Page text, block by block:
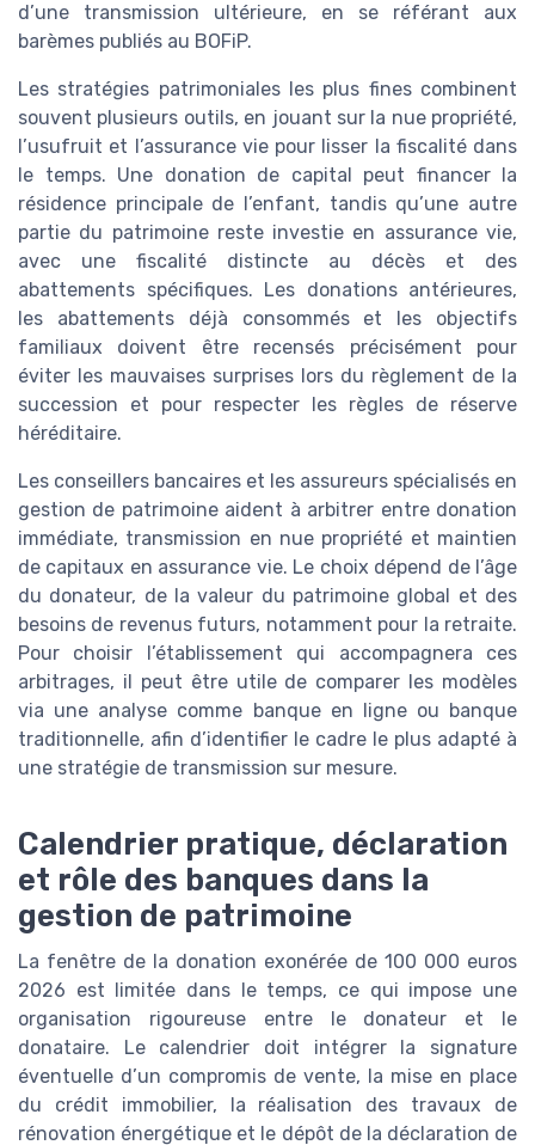
d’une transmission ultérieure, en se référant aux
barèmes publiés au BOFiP.
Les stratégies patrimoniales les plus fines combinent
souvent plusieurs outils, en jouant sur la nue propriété,
l’usufruit et l’assurance vie pour lisser la fiscalité dans
le temps. Une donation de capital peut financer la
résidence principale de l’enfant, tandis qu’une autre
partie du patrimoine reste investie en assurance vie,
avec une fiscalité distincte au décès et des
abattements spécifiques. Les donations antérieures,
les abattements déjà consommés et les objectifs
familiaux doivent être recensés précisément pour
éviter les mauvaises surprises lors du règlement de la
succession et pour respecter les règles de réserve
héréditaire.
Les conseillers bancaires et les assureurs spécialisés en
gestion de patrimoine aident à arbitrer entre donation
immédiate, transmission en nue propriété et maintien
de capitaux en assurance vie. Le choix dépend de l’âge
du donateur, de la valeur du patrimoine global et des
besoins de revenus futurs, notamment pour la retraite.
Pour choisir l’établissement qui accompagnera ces
arbitrages, il peut être utile de comparer les modèles
via une analyse comme banque en ligne ou banque
traditionnelle, afin d’identifier le cadre le plus adapté à
une stratégie de transmission sur mesure.
Calendrier pratique, déclaration
et rôle des banques dans la
gestion de patrimoine
La fenêtre de la donation exonérée de 100 000 euros
2026 est limitée dans le temps, ce qui impose une
organisation rigoureuse entre le donateur et le
donataire. Le calendrier doit intégrer la signature
éventuelle d’un compromis de vente, la mise en place
du crédit immobilier, la réalisation des travaux de
rénovation énergétique et le dépôt de la déclaration de